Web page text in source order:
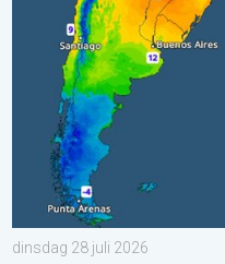
dinsdag 28 juli 2026